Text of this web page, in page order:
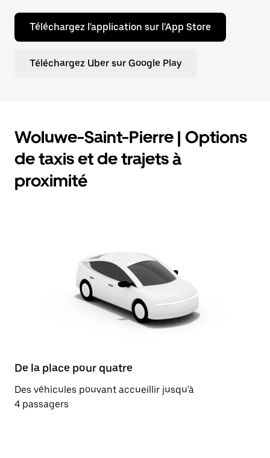
Téléchargez l'application sur l'App Store
Téléchargez Uber sur Google Play
Woluwe-Saint-Pierre | Options
de taxis et de trajets à
proximité
De la place pour quatre
Des véhicules pouvant accueillir jusqu'à
4 passagers